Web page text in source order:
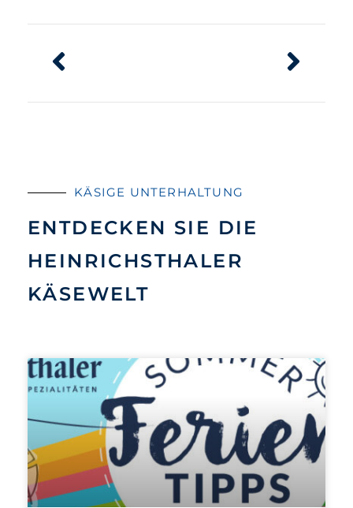
KÄSIGE UNTERHALTUNG
ENTDECKEN SIE DIE
HEINRICHSTHALER
KÄSEWELT